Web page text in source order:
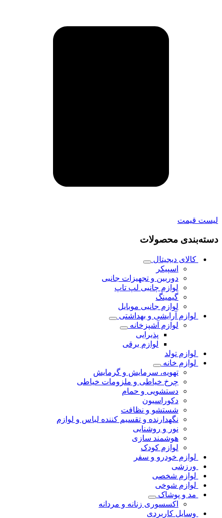
لیست قیمت
دسته‌بندی محصولات
کالای دیجیتال
اسپیکر
دوربین و تجهیزات جانبی
لوازم چانبی لپ تاپ
گیمینگ
لوازم جانبی موبایل
لوازم آرایشی و بهداشتی
لوازم آشپزخانه
پذیرایی
لوازم برقی
لوازم تولد
لوازم خانه
تهویه، سرمایش و گرمایش
چرخ خیاطی و ملزومات خیاطی
دستشویی و حمام
دکوراسیون
شستشو و نظافت
نگهدارنده و تقسیم کننده لباس و لوازم
نور و روشنایی
هوشمند سازی
لوازم کودک
لوازم خودرو و سفر
ورزشی
لوازم شخصی
لوازم شوخی
مد و پوشاک
اکسسوری زنانه و مردانه
وسایل کاربردی